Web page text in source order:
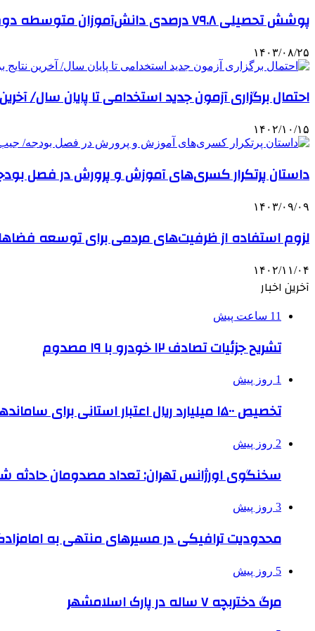
پوشش تحصیلی ۷۹.۸ درصدی دانش‌آموزان متوسطه دوم/ لزوم افزایش پوشش به۹۰ درصد بر اساس تکالیف
۱۴۰۳/۰۸/۲۵
احتمال برگزاری آزمون جدید استخدامی تا پایان سال/
۱۴۰۲/۱۰/۱۵
داستان پرتکرار کسری‌های آموزش و پرورش در فصل
۱۴۰۳/۰۹/۰۹
لزوم استفاده از ظرفیت‌های مردمی برای توسعه
۱۴۰۲/۱۱/۰۴
آخرین اخبار
11 ساعت پیش
تشریح جزئیات تصادف ۱۲ خودرو با ۱۹ مصدوم
1 روز پیش
تخصیص ۱۵۰۰ میلیارد ریال اعتبار استانی برای ساماندهی بافت قدیم دزفول
2 روز پیش
سخنگوی اورژانس تهران: تعداد مصدومان حادثه شهرک
3 روز پیش
محدودیت ترافیکی در مسیرهای منتهی به
5 روز پیش
مرگ دختربچه ۷ ساله در پارک اسلامشهر